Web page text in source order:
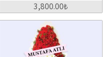
3,800.00₺